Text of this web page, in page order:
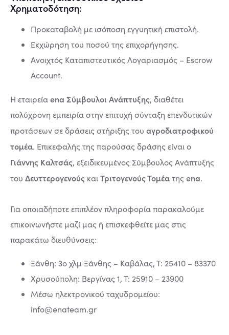
Χρηματοδότηση:
Προκαταβολή με ισόποση εγγυητική επιστολή.
Εκχώρηση του ποσού της επιχορήγησης.
Ανοιχτός Καταπιστευτικός Λογαριασμός – Escrow
Account.
Η εταιρείαena Σύμβουλοι Ανάπτυξης, διαθέτει
πολύχρονη εμπειρία στην επιτυχή σύνταξη επενδυτικών
προτάσεων σε δράσεις στήριξης του αγροδιατροφικού
τομέα. Επικεφαλής της παρούσας δράσης είναι ο
Γιάννης Καλτσάς, εξειδικευμένος Σύμβουλος Ανάπτυξης
του Δευττερογενούς καιΤριτογενούς Τομέατηςena.
Για οποιαδήποτε επιπλέον πληροφορία παρακαλούμε
επικοινωνήστε μαζί μας ή επισκεφθείτε μας στις
παρακάτω διευθύνσεις:
Ξάνθη: 3ο χλμ Ξάνθης – Καβάλας, Τ: 25410 – 83370
Χρυσούπολη: Βεργίνας 1, Τ: 25910 – 23900
Μέσω ηλεκτρονικού ταχυδρομείου:
info@enateam.gr